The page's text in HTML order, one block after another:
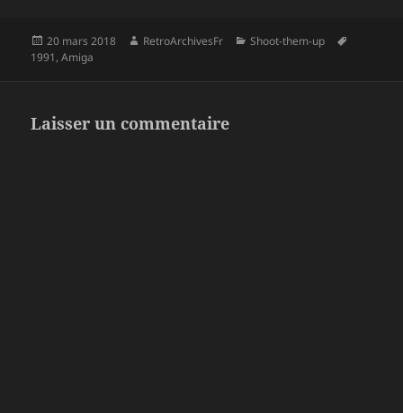
Publié
le
20 mars 2018 Auteur
RetroArchivesFr Catégories
Shoot-them-up
1991,Amiga
Laisser un commentaire